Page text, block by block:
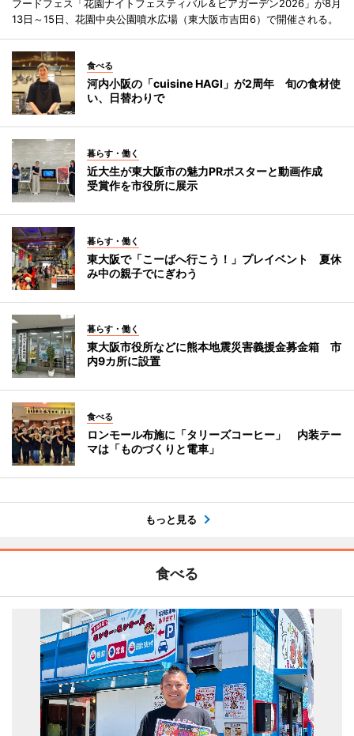
フードフェス「花園ナイトフェスティバル＆ビアガーデン2026」が8月
13日～15日、花園中央公園噴水広場（東大阪市吉田6）で開催される。
食べる
河内小阪の「cuisine HAGI」が2周年 旬の食材使
い、日替わりで
暮らす・働く
近大生が東大阪市の魅力PRポスターと動画作成
受賞作を市役所に展示
暮らす・働く
東大阪で「こーばへ行こう！」プレイベント 夏休
み中の親子でにぎわう
暮らす・働く
東大阪市役所などに熊本地震災害義援金募金箱 市
内9カ所に設置
食べる
ロンモール布施に「タリーズコーヒー」 内装テー
マは「ものづくりと電車」
もっと見る
食べる